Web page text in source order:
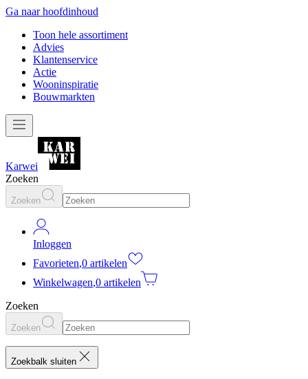
Ga naar hoofdinhoud
Toon hele assortiment
Advies
Klantenservice
Actie
Wooninspiratie
Bouwmarkten
Karwei
Zoeken
Zoeken
Inloggen
Favorieten,0 artikelen
Winkelwagen,0 artikelen
Zoeken
Zoeken
Zoekbalk sluiten